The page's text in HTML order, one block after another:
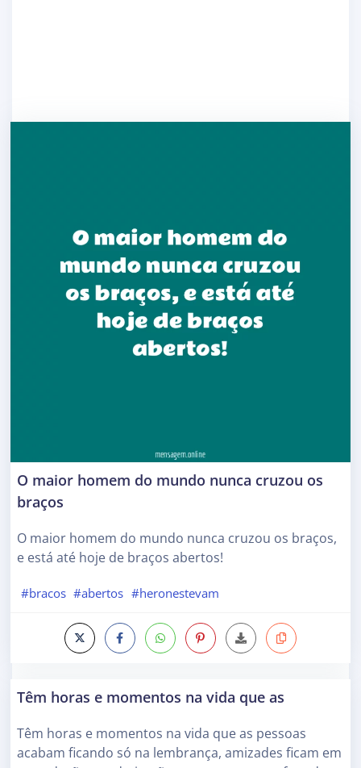
O maior homem do mundo nunca cruzou os
braços
O maior homem do mundo nunca cruzou os braços,
e está até hoje de braços abertos!
#bracos #abertos #heronestevam
Têm horas e momentos na vida que as
Têm horas e momentos na vida que as pessoas
acabam ficando só na lembrança, amizades ficam em